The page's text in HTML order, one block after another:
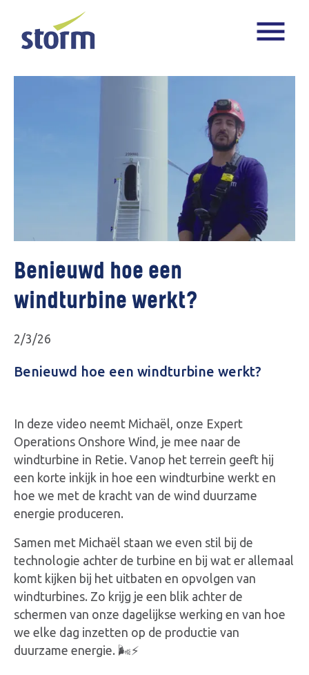
Benieuwd hoe een
windturbine werkt?
2/3/26
Benieuwd hoe een windturbine werkt?
In deze video neemt Michaël, onze Expert
Operations Onshore Wind, je mee naar de
windturbine in Retie. Vanop het terrein geeft hij
een korte inkijk in hoe een windturbine werkt en
hoe we met de kracht van de wind duurzame
energie produceren.
Samen met Michaël staan we even stil bij de
technologie achter de turbine en bij wat er allemaal
komt kijken bij het uitbaten en opvolgen van
windturbines. Zo krijg je een blik achter de
schermen van onze dagelijkse werking en van hoe
we elke dag inzetten op de productie van
duurzame energie. 🌬️⚡